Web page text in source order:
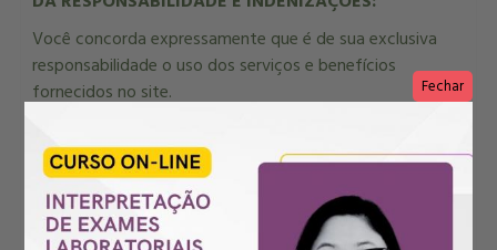
Você concorda expressamente que é de sua exclusiva
responsabilidade o uso dos serviços e benefícios
fornecidos no site.
danos, diretos ou indiretos, incidentais e outros, que
sejam resultantes do acesso e uso deste site ou desses
serviços.
Fechar